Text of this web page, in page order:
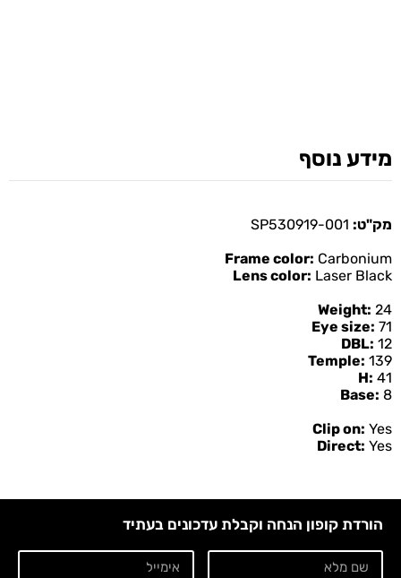
מידע נוסף
מק"ט:
Frame color: Carbonium
Lens color: Laser Black
Weight: 24
Eye size: 71
DBL: 12
Temple: 139
H: 41
Base: 8
Clip on: Yes
Direct: Yes
הורדת קופון הנחה וקבלת עדכונים בעתיד